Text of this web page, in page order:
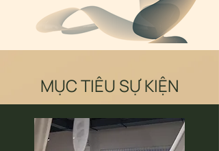
MỤC TIÊU SỰ KIỆN